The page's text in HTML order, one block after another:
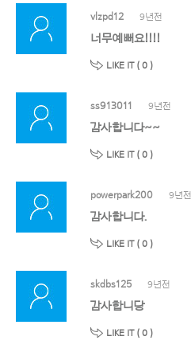
vlzpd12 9년전
너무예뻐요!!!!
LIKE IT ( 0 )
ss913011 9년전
감사합니다~~
LIKE IT ( 0 )
powerpark200 9년전
감사합니다.
LIKE IT ( 0 )
skdbs125 9년전
감사합니당
LIKE IT ( 0 )